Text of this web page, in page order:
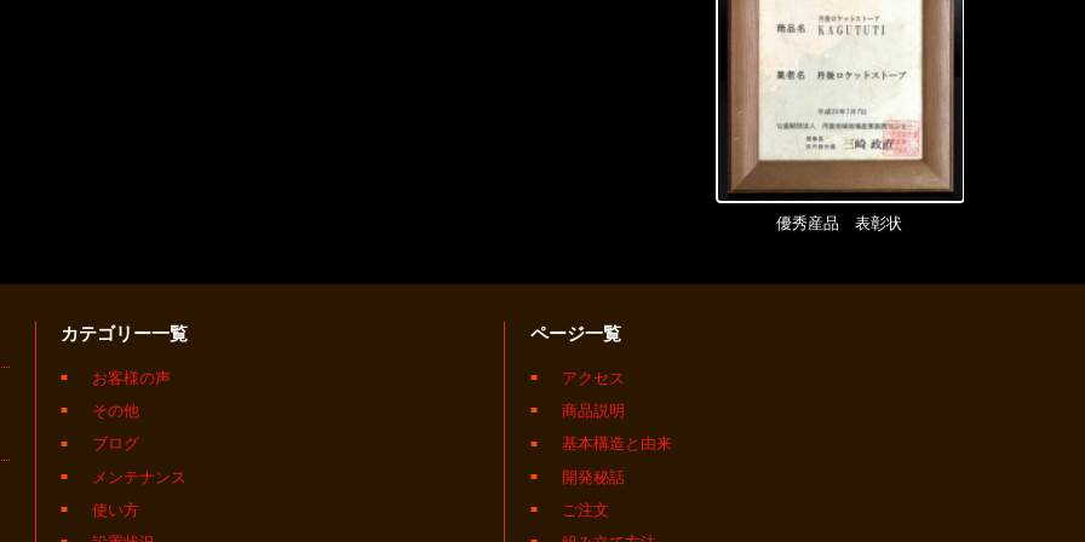
優秀産品 表彰状
カテゴリー一覧
お客様の声
その他
ブログ
メンテナンス
使い方
ページ一覧
アクセス
商品説明
基本構造と由来
開発秘話
ご注文